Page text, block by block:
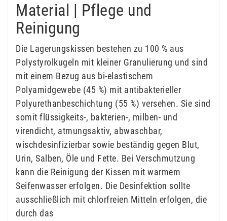
Material | Pflege und
Reinigung
Die Lagerungskissen bestehen zu 100 % aus
Polystyrolkugeln mit kleiner Granulierung und sind
mit einem Bezug aus bi-elastischem
Polyamidgewebe (45 %) mit antibakterieller
Polyurethanbeschichtung (55 %) versehen. Sie sind
somit flüssigkeits-, bakterien-, milben- und
virendicht, atmungsaktiv, abwaschbar,
wischdesinfizierbar sowie beständig gegen Blut,
Urin, Salben, Öle und Fette. Bei Verschmutzung
kann die Reinigung der Kissen mit warmem
Seifenwasser erfolgen. Die Desinfektion sollte
ausschließlich mit chlorfreien Mitteln erfolgen, die
durch das